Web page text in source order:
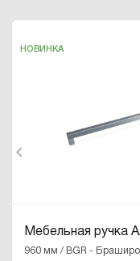
НОВИНКА
Мебельная ручка
960 мм / BGR -